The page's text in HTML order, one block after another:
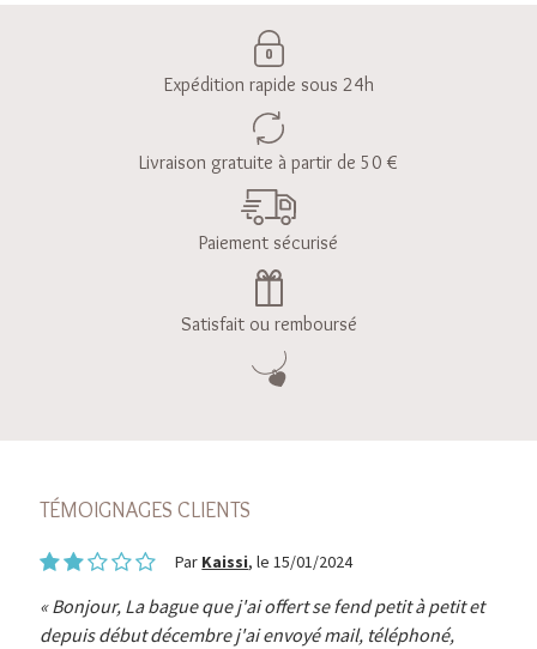
Expédition rapide sous 24h
Livraison gratuite à partir de 50 €
Paiement sécurisé
Satisfait ou remboursé
TÉMOIGNAGES CLIENTS
Par Kaissi, le 15/01/2024
Bonjour, La bague que j'ai offert se fend petit à petit et
depuis début décembre j'ai envoyé mail, téléphoné,